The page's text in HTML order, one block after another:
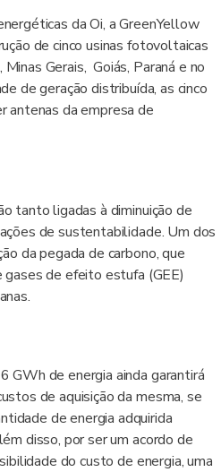
da Oi, a GreenYellow
de cinco usinas fotovoltaicas
Gerais, Goiás, Paraná e no
de geração distribuída, as cinco
antenas da empresa de
tanto ligadas à diminuição de
de sustentabilidade. Um dos
da pegada de carbono, que
de efeito estufa (GEE)
GWh de energia ainda garantirá
de aquisição da mesma, se
de energia adquirida
disso, por ser um acordo de
do custo de energia, uma